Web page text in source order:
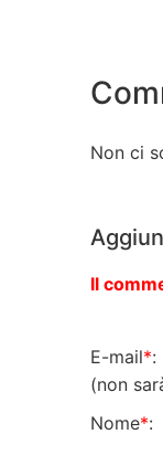
Non ci
Il
E-mail*:
(non
Nome*: